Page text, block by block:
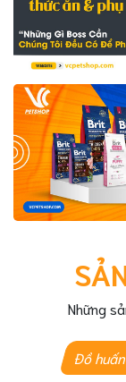
Những
Đồ